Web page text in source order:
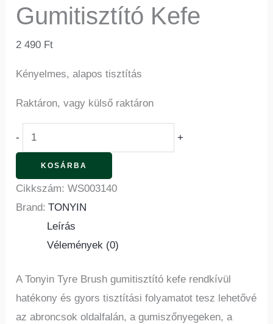
Gumitisztító Kefe
2 490 Ft
Kényelmes, alapos tisztítás
Raktáron, vagy külső raktáron
- +
KOSÁRBA
Cikkszám:WS003140
Brand: TONYIN
Leírás
Vélemények (0)
A Tonyin Tyre Brush gumitisztító kefe rendkívül
hatékony és gyors tisztítási folyamatot tesz lehetővé
az abroncsok oldalfalán, a gumiszőnyegeken, a